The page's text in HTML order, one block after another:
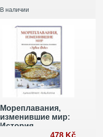
В наличии
Мореплавания,
изменившие мир:
История
кругосветного478 Kč